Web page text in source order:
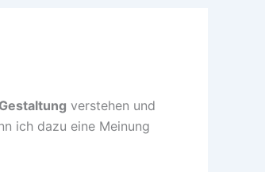
Gestaltung verstehen und
ich dazu eine Meinung